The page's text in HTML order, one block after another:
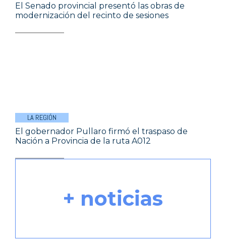
El Senado provincial presentó las obras de
modernización del recinto de sesiones
LA REGIÓN
El gobernador Pullaro firmó el traspaso de
Nación a Provincia de la ruta A012
+ noticias